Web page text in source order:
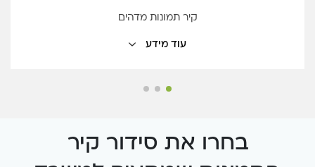
קיר תמונות מדהים
עוד מידע
קיבלנו מכם קיר תמונות מדהים! האיכות פשוט מעולה,
15/06/2026בחרו את סידור קיר